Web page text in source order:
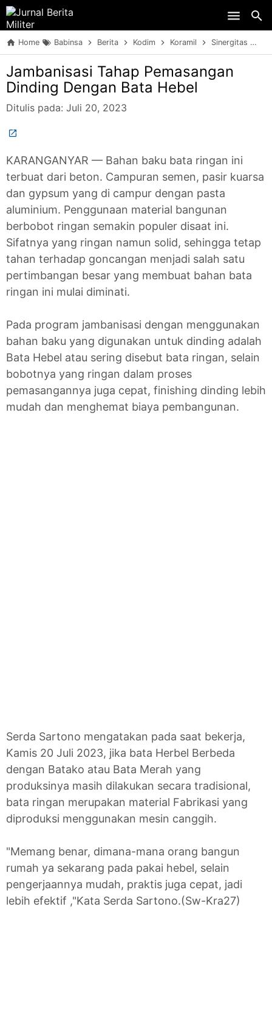
Home Babinsa Berita Kodim Koramil Sinergitas
Jambanisasi Tahap Pemasangan
Dinding Dengan Bata Hebel
Ditulis pada: Juli 20, 2023
KARANGANYAR — Bahan baku bata ringan ini
terbuat dari beton. Campuran semen, pasir kuarsa
dan gypsum yang di campur dengan pasta
aluminium. Penggunaan material bangunan
berbobot ringan semakin populer disaat ini.
Sifatnya yang ringan namun solid, sehingga tetap
tahan terhadap goncangan menjadi salah satu
pertimbangan besar yang membuat bahan bata
ringan ini mulai diminati.
Pada program jambanisasi dengan menggunakan
bahan baku yang digunakan untuk dinding adalah
Bata Hebel atau sering disebut bata ringan, selain
bobotnya yang ringan dalam proses
pemasangannya juga cepat, finishing dinding lebih
mudah dan menghemat biaya pembangunan.
Serda Sartono mengatakan pada saat bekerja,
Kamis 20 Juli 2023, jika bata Herbel Berbeda
dengan Batako atau Bata Merah yang
produksinya masih dilakukan secara tradisional,
bata ringan merupakan material Fabrikasi yang
diproduksi menggunakan mesin canggih.
"Memang benar, dimana-mana orang bangun
rumah ya sekarang pada pakai hebel, selain
pengerjaannya mudah, praktis juga cepat, jadi
lebih efektif ,"Kata Serda Sartono.(Sw-Kra27)